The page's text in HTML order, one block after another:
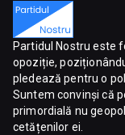
Partidul Nostru este
opoziție,
pledează pentru o
Suntem convinși că
primordială nu
cetățenilor ei.